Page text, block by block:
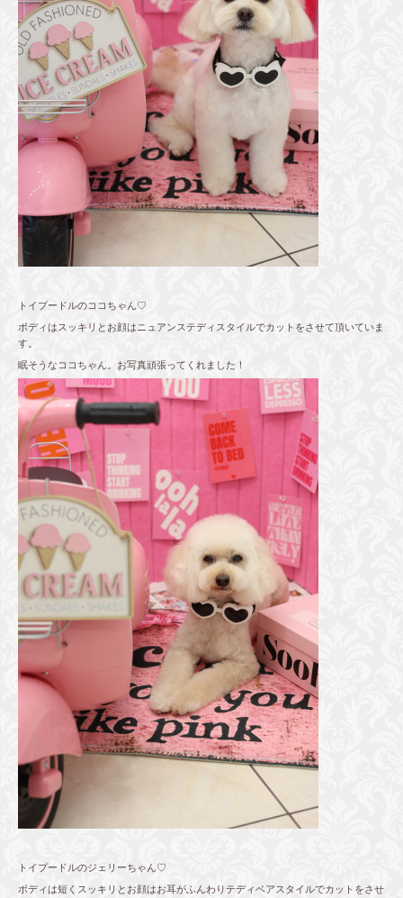
トイプードルのココちゃん♡
ボディはスッキリとお顔はニュアンステディスタイルでカットをさせて頂いていま
す。
眠そうなココちゃん。お写真頑張ってくれました！
トイプードルのジェリーちゃん♡
ボディは短くスッキリとお顔はお耳がふんわりテディベアスタイルでカットをさせ